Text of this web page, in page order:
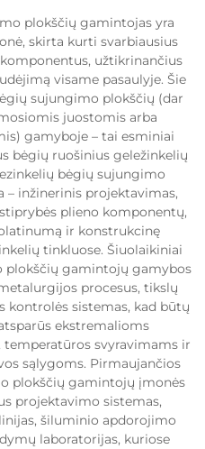
plokščių gamintojas yra
skirta kurti svarbiausius
užtikrinančius
visame pasaulyje. Šie
sujungimo plokščių (dar
juostomis arba
gamyboje – tai esminiai
bėgių ruošinius geležinkelių
bėgių sujungimo
inžinerinis projektavimas,
plieno komponentų,
ir konstrukcinę
tinkluose. Šiuolaikiniai
plokščių gamintojų gamybos
procesus, tikslų
kontrolės sistemas, kad būtų
ekstremalioms
svyravimams ir
sąlygoms. Pirmaujančios
plokščių gamintojų įmonės
projektavimo sistemas,
šiluminio apdorojimo
laboratorijas, kuriose